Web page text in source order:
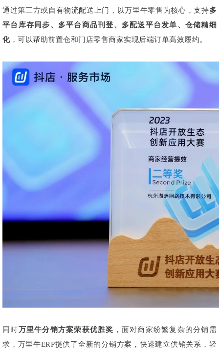
通过第三方或自有物流配送上门，以万里牛零售为核心，支持多
平台库存同步、多平台商品刊登、多配送平台发单、仓储精细
化，可以帮助前置仓和门店零售商家实现后端订单高效履约。
同时万里牛分销方案荣获优胜奖 ，面对商家纷繁复杂的分销需
求，万里牛ERP提供了全新的分销方案，快速建立供销关系，轻